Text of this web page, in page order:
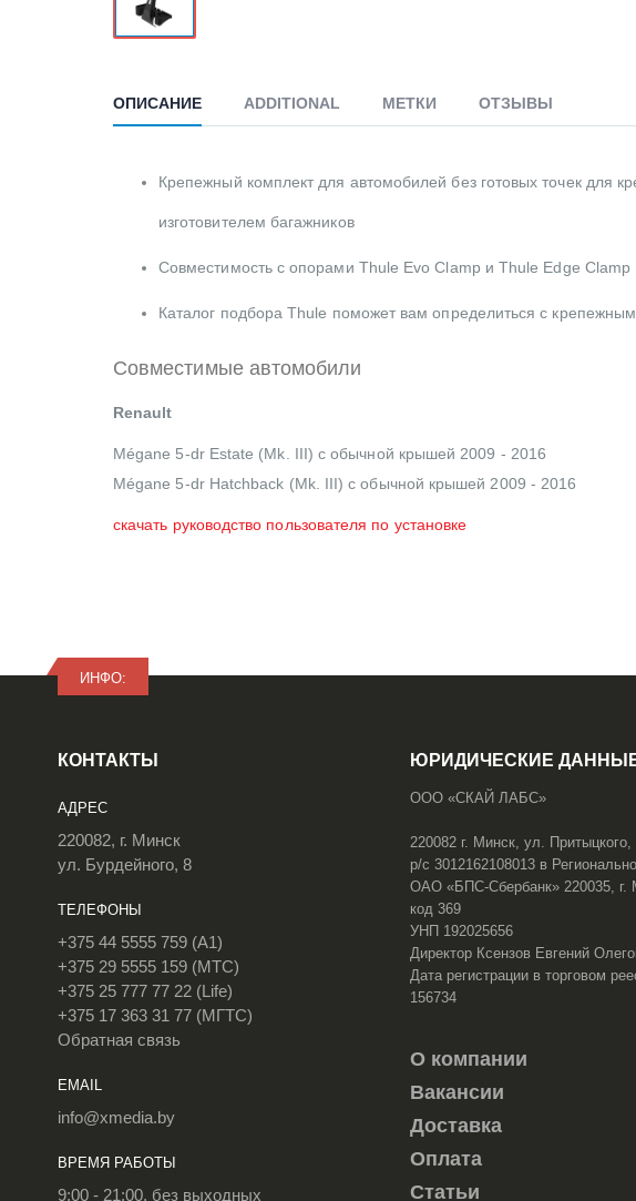
ОПИСАНИЕ ADDITIONAL МЕТКИ ОТЗЫВЫ
Крепежный комплект для автомобилей без готовых точек для
изготовителем багажников
Совместимость с опорами Thule Evo Clamp и Thule Edge Clamp
Каталог подбора Thule поможет вам определиться с
Совместимые автомобили
Renault
Mégane 5-dr Estate (Mk. III) с обычной крышей 2009 - 2016
Mégane 5-dr Hatchback (Mk. III) с обычной крышей 2009 - 2016
скачать руководство пользователя по установке
ИНФО:
КОНТАКТЫ
АДРЕС
220082, г. Минск
ул. Бурдейного, 8
ТЕЛЕФОНЫ
+375 44 5555 759 (A1)
+375 29 5555 159 (МТС)
+375 25 777 77 22 (Life)
+375 17 363 31 77 (МГТС)
Обратная связь
EMAIL
info@xmedia.by
ВРЕМЯ РАБОТЫ
9:00 - 21:00, без выходных
ЮРИДИЧЕСКИЕ
ООО «СКАЙ ЛАБС»
220082 г. Минск, ул. Притыцкого,
р/с 3012162108013 в
ОАО «БПС-Сбербанк» 220035, г.
код 369
УНП 192025656
Директор Ксензов Евгений
Дата регистрации в торговом
156734
О компании
Вакансии
Доставка
Оплата
Статьи